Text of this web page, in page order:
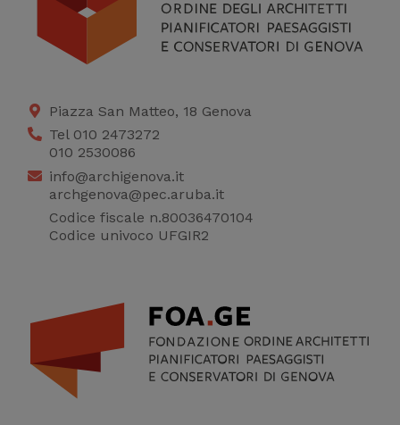
raccogliere dati
statistici su di te per
migliorare il servizio
Piazza San Matteo, 18 Genova
Tel 010 2473272
010 2530086
info@archigenova.it
archgenova@pec.aruba.it
Codice fiscale n.80036470104
Codice univoco UFGIR2